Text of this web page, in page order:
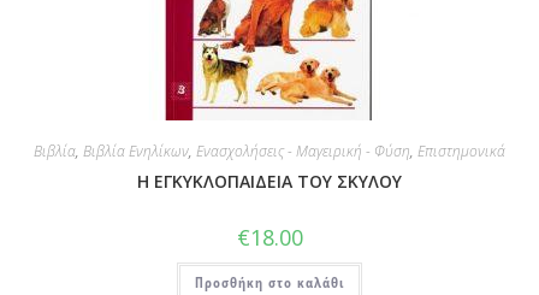
Βιβλία, Βιβλία Ενηλίκων, Ενασχολήσεις - Μαγειρική - Φύση, Επιστημονικά
Η ΕΓΚΥΚΛΟΠΑΙΔΕΙΑ ΤΟΥ ΣΚΥΛΟΥ
€18.00
Προσθήκη στο καλάθι